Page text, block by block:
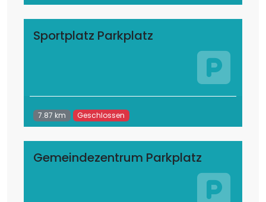
Sportplatz Parkplatz
7.87 km Geschlossen
Gemeindezentrum Parkplatz